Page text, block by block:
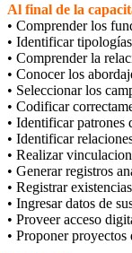
Al final de la
• Comprender los
• Identificar
• Comprender la
• Conocer los
• Seleccionar los
• Codificar
• Identificar patrones
• Identificar
• Realizar
• Generar registros
• Registrar
• Ingresar datos de
• Proveer acceso
• Proponer proyectos